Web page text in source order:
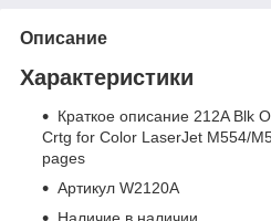
Описание
Характеристики
Краткое описание 212A Blk
Crtg for Color LaserJet M554/
pages
Артикул W2120A